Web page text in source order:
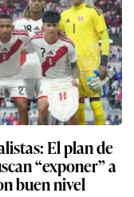
El plan de
“exponer” a
buen nivel